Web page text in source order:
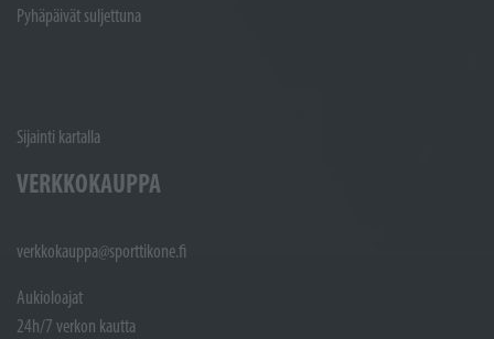
Pyhäpäivät suljettuna
Sijainti kartalla
VERKKOKAUPPA
verkkokauppa@sporttikone.fi
Aukioloajat
24h/7 verkon kautta